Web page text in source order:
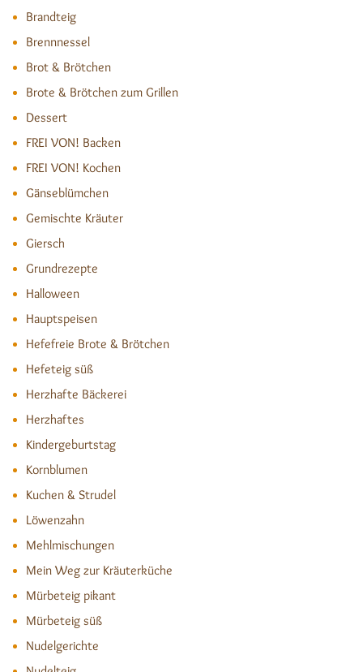
Brandteig
Brennnessel
Brot & Brötchen
Brote & Brötchen zum Grillen
Dessert
FREI VON! Backen
FREI VON! Kochen
Gänseblümchen
Gemischte Kräuter
Giersch
Grundrezepte
Halloween
Hauptspeisen
Hefefreie Brote & Brötchen
Hefeteig süß
Herzhafte Bäckerei
Herzhaftes
Kindergeburtstag
Kornblumen
Kuchen & Strudel
Löwenzahn
Mehlmischungen
Mein Weg zur Kräuterküche
Mürbeteig pikant
Mürbeteig süß
Nudelgerichte